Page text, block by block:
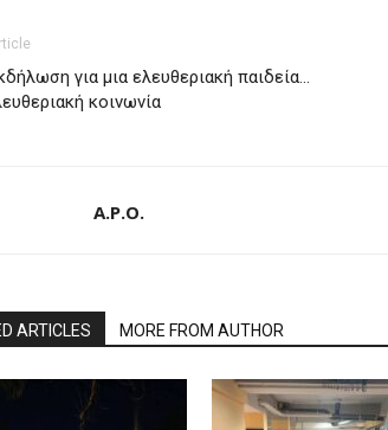
για μια ελευθεριακή παιδεία…
κοινωνία
A.P.O.
ARTICLES MORE FROM AUTHOR